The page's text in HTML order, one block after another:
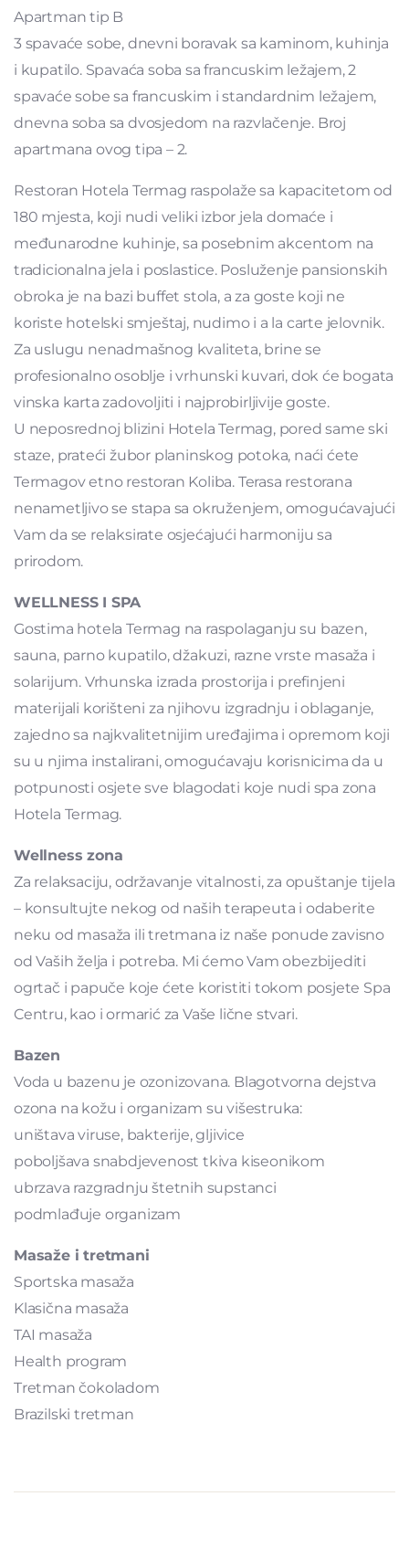
Apartman tip B
3 spavaće sobe, dnevni boravak sa kaminom, kuhinja
i kupatilo. Spavaća soba sa francuskim ležajem, 2
spavaće sobe sa francuskim i standardnim ležajem,
dnevna soba sa dvosjedom na razvlačenje. Broj
apartmana ovog tipa – 2.
Restoran Hotela Termag raspolaže sa kapacitetom od
180 mjesta, koji nudi veliki izbor jela domaće i
međunarodne kuhinje, sa posebnim akcentom na
tradicionalna jela i poslastice. Posluženje pansionskih
obroka je na bazi buffet stola, a za goste koji ne
koriste hotelski smještaj, nudimo i a la carte jelovnik.
Za uslugu nenadmašnog kvaliteta, brine se
profesionalno osoblje i vrhunski kuvari, dok će bogata
vinska karta zadovoljiti i najprobirljivije goste.
U neposrednoj blizini Hotela Termag, pored same ski
staze, prateći žubor planinskog potoka, naći ćete
Termagov etno restoran Koliba. Terasa restorana
nenametljivo se stapa sa okruženjem, omogućavajući
Vam da se relaksirate osjećajući harmoniju sa
prirodom.
WELLNESS I SPA
Gostima hotela Termag na raspolaganju su bazen,
sauna, parno kupatilo, džakuzi, razne vrste masaža i
solarijum. Vrhunska izrada prostorija i prefinjeni
materijali korišteni za njihovu izgradnju i oblaganje,
zajedno sa najkvalitetnijim uređajima i opremom koji
su u njima instalirani, omogućavaju korisnicima da u
potpunosti osjete sve blagodati koje nudi spa zona
Hotela Termag.
Wellness zona
Za relaksaciju, održavanje vitalnosti, za opuštanje tijela
– konsultujte nekog od naših terapeuta i odaberite
neku od masaža ili tretmana iz naše ponude zavisno
od Vaših želja i potreba. Mi ćemo Vam obezbijediti
ogrtač i papuče koje ćete koristiti tokom posjete Spa
Centru, kao i ormarić za Vaše lične stvari.
Bazen
Voda u bazenu je ozonizovana. Blagotvorna dejstva
ozona na kožu i organizam su višestruka:
uništava viruse, bakterije, gljivice
poboljšava snabdjevenost tkiva kiseonikom
ubrzava razgradnju štetnih supstanci
podmlađuje organizam
Masaže i tretmani
Sportska masaža
Klasična masaža
TAI masaža
Health program
Tretman čokoladom
Brazilski tretman